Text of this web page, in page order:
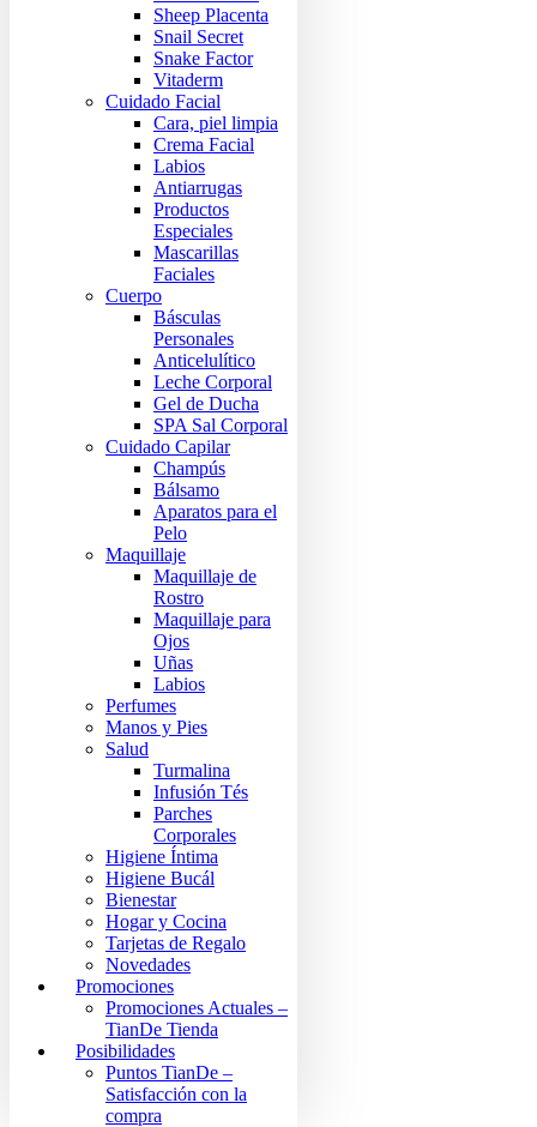
Sheep Placenta
Snail Secret
Snake Factor
Vitaderm
Cuidado Facial
Cara, piel limpia
Crema Facial
Labios
Antiarrugas
Productos
Especiales
Mascarillas
Faciales
Cuerpo
Básculas
Personales
Anticelulítico
Leche Corporal
Gel de Ducha
SPA Sal Corporal
Cuidado Capilar
Champús
Bálsamo
Aparatos para el
Pelo
Maquillaje
Maquillaje de
Rostro
Maquillaje para
Ojos
Uñas
Labios
Perfumes
Manos y Pies
Salud
Turmalina
Infusión Tés
Parches
Corporales
Higiene Íntima
Higiene Bucál
Bienestar
Hogar y Cocina
Tarjetas de Regalo
Novedades
Promociones
Promociones Actuales –
TianDe Tienda
Posibilidades
Puntos TianDe –
Satisfacción con la
compra